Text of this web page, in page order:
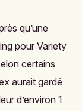
qu’une
pourVariety
certains
aurait gardé
d’environ 1